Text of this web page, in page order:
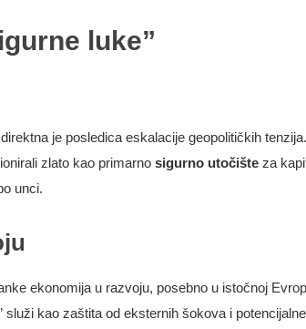
luke”
je posledica eskalacije geopolitičkih
zlato kao primarno sigurno utočište za
unci.
ekonomija u razvoju, posebno u istočnoj
kao zaštita od eksternih šokova i